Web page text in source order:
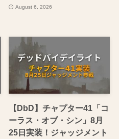
August 6, 2026
【DbD】チャプター41「コ
ーラス・オブ・シン」8月
25日実装！ジャッジメント